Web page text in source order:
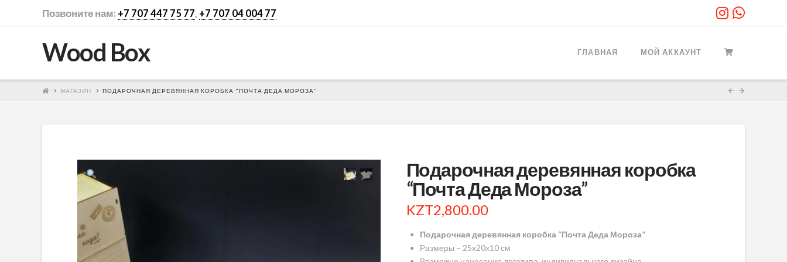
Позвоните нам: +7 707 447 75 77, +7 707 04 004 77
Wood Box ГЛАВНАЯ МОЙ АККАУНТ
МАГАЗИН ПОДАРОЧНАЯ ДЕРЕВЯННАЯ КОРОБКА "ПОЧТА ДЕДА МОРОЗА"
Подарочная деревянная коробка
“Почта Деда Мороза”
KZT2,800.00
Подарочная деревянная коробка “Почта Деда Мороза”
Размеры – 25х20х10 см